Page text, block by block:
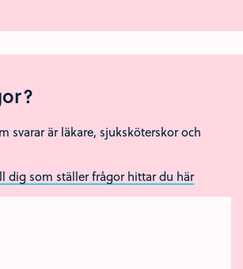
svarar är läkare, sjuksköterskor och
dig som ställer frågor hittar du här